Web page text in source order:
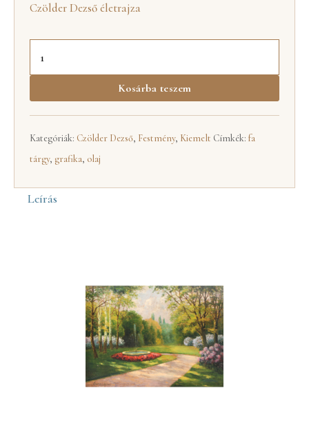
Czölder Dezső életrajza
Kosárba teszem
Kategóriák: Czölder Dezső, Festmény, Kiemelt Címkék: fa
tárgy, grafika, olaj
Leírás